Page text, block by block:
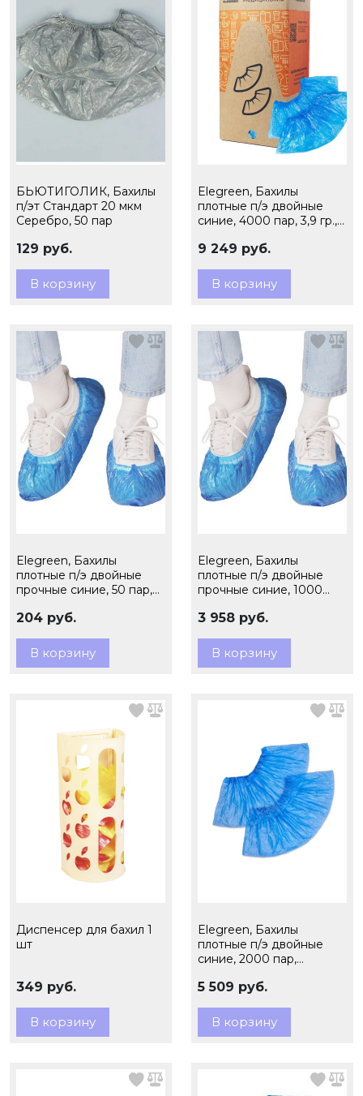
БЬЮТИГОЛИК, Бахилы
п/эт Стандарт 20 мкм
Серебро, 50 пар
129 руб.
В корзину
Elegreen, Бахилы
плотные п/э двойные
синие, 4000 пар, 3,9 гр.,
9 249 руб.
В корзину
Elegreen, Бахилы
плотные п/э двойные
прочные синие, 50 пар,
204 руб.
В корзину
Elegreen, Бахилы
плотные п/э двойные
прочные синие, 1000
арт.ГПЭГ-60/2/50
3 958 руб.
В корзину
Диспенсер для бахил 1
шт
349 руб.
В корзину
Elegreen, Бахилы
плотные п/э двойные
синие, 2000 пар,
гр., арт. ЭГ-35/2/50
5 509 руб.
В корзину